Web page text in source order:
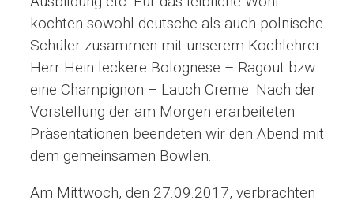
kochten sowohl deutsche als auch polnische
Schüler zusammen mit unserem Kochlehrer
Herr Hein leckere Bolognese – Ragout bzw.
eine Champignon – Lauch Creme. Nach der
Vorstellung der am Morgen erarbeiteten
Präsentationen beendeten wir den Abend mit
dem gemeinsamen Bowlen.
Am Mittwoch, den 27.09.2017, verbrachten